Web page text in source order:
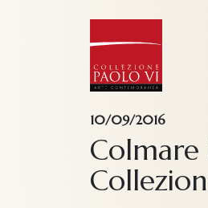
10/09/2016